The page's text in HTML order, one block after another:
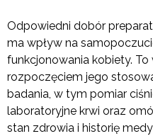
Odpowiedni dobór
ma wpływ na
funkcjonowania kobiety. To
rozpoczęciem jego
badania, w tym pomiar
laboratoryjne krwi oraz
stan zdrowia i historię